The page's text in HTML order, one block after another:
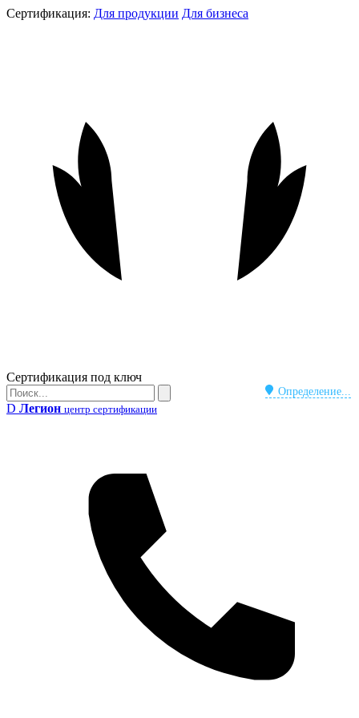
Сертификация: Для продукции Для бизнеса
Бейдж
Сертификация под ключ
Определение...
Поиск
Поиск
D Легион центр сертификации